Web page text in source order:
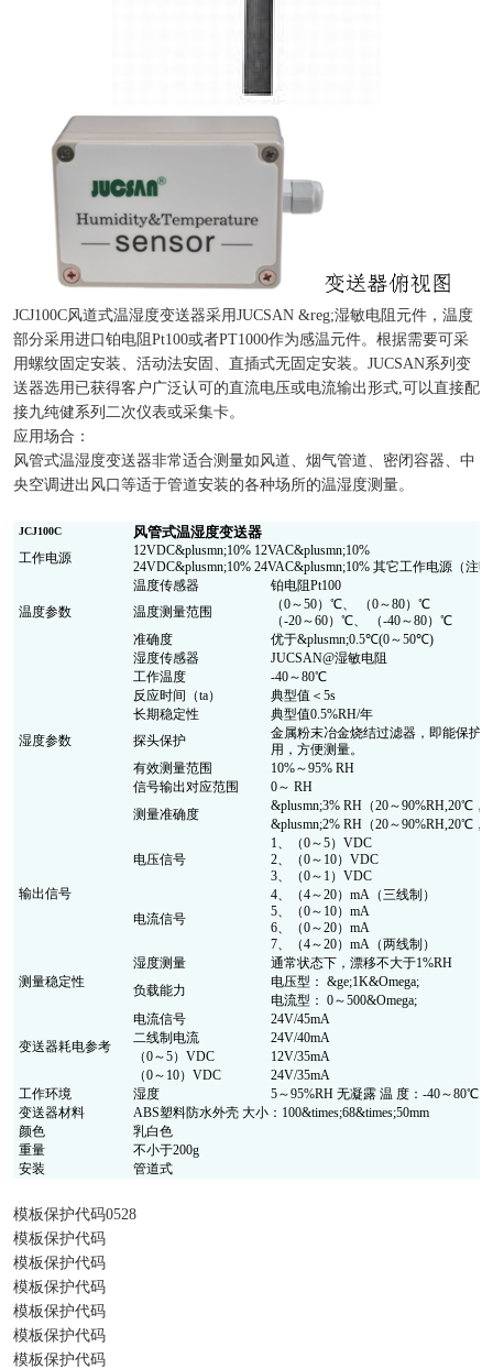
JCJ100C风道式温湿度变送器采用JUCSAN &reg;湿敏电阻元件，温度
部分采用进口铂电阻Pt100或者PT1000作为感温元件。根据需要可采
用螺纹固定安装、活动法安固、直插式无固定安装。JUCSAN系列变
送器选用已获得客户广泛认可的直流电压或电流输出形式,可以直接配
接九纯健系列二次仪表或采集卡。
应用场合：
风管式温湿度变送器非常适合测量如风道、烟气管道、密闭容器、中
央空调进出风口等适于管道安装的各种场所的温湿度测量。
JCJ100C 风管式温湿度变送器
工作电源
12VDC&plusmn;10% 12VAC&plusmn;10%
24VDC&plusmn;10% 24VAC&plusmn;10% 其它工作电源（注
温度参数
温度传感器
铂电阻Pt100
温度测量范围
（0～50）℃、 （0～80）℃
（-20～60）℃、 （-40～80）℃
准确度
优于&plusmn;0.5℃(0～50℃)
湿度参数
湿度传感器
JUCSAN@湿敏电阻
工作温度
-40～80℃
反应时间（ta）
典型值＜5s
长期稳定性
典型值0.5%RH/年
探头保护
金属粉末冶金烧结过滤器，即能保护
用，方便测量。
有效测量范围
10%～95% RH
信号输出对应范围
0～ RH
测量准确度
&plusmn;3% RH（20～90%RH,20℃，
&plusmn;2% RH（20～90%RH,20℃，
输出信号
电压信号
1、（0～5）VDC
2、（0～10）VDC
3、（0～1）VDC
电流信号
4、（4～20）mA（三线制）
5、（0～10）mA
6、（0～20）mA
7、（4～20）mA（两线制）
测量稳定性
湿度测量
通常状态下，漂移不大于1%RH
负载能力
电压型： &ge;1K&Omega;
电流型： 0～500&Omega;
变送器耗电参考
电流信号
24V/45mA
二线制电流
24V/40mA
（0～5）VDC
12V/35mA
（0～10）VDC
24V/35mA
工作环境
湿度
5～95%RH 无凝露 温 度：-40～80℃
变送器材料
ABS塑料防水外壳 大小：100&times;68&times;50mm
颜色
乳白色
重量
不小于200g
安装
管道式
模板保护代码0528
模板保护代码
模板保护代码
模板保护代码
模板保护代码
模板保护代码
模板保护代码